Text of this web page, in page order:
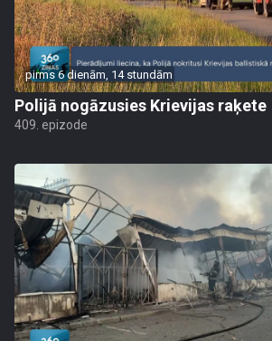
pirms 6 dienām, 14 stundām
Polijā nogāzusies Krievijas raķete
409. epizode